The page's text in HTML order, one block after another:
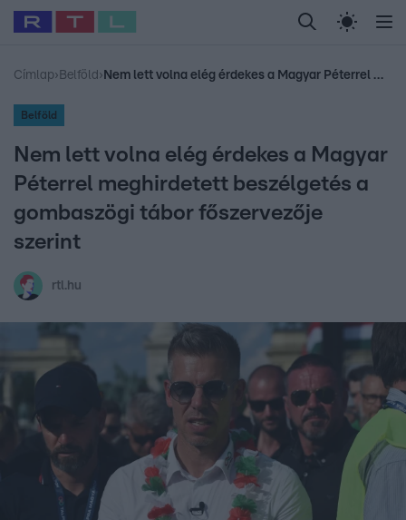
Legfrissebb RTL Híradó Randi Celeb vagyok,
Babits Marcella Most Wanted Gallusz
Címlap› Belföld › Nem lett volna elég érdekes a Magyar Péterrel meghirdetett beszélgetés a gombaszögi tábor főszervezője szerint
Belföld
Nem lett volna elég érdekes a Magyar
Péterrel meghirdetett beszélgetés a
gombaszögi tábor főszervezője
szerint
rtl.hu